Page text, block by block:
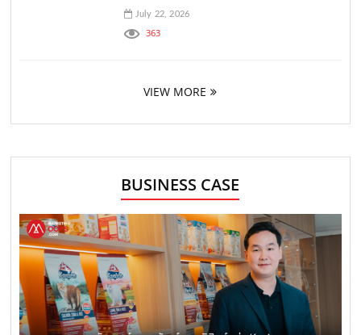
July 22, 2026
363
VIEW MORE
BUSINESS CASE